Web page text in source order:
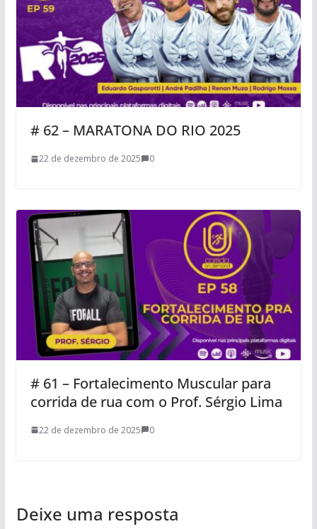
# 62 – MARATONA DO RIO 2025
22 de dezembro de 2025 0
# 61 – Fortalecimento Muscular para
corrida de rua com o Prof. Sérgio Lima
22 de dezembro de 2025 0
Deixe uma resposta